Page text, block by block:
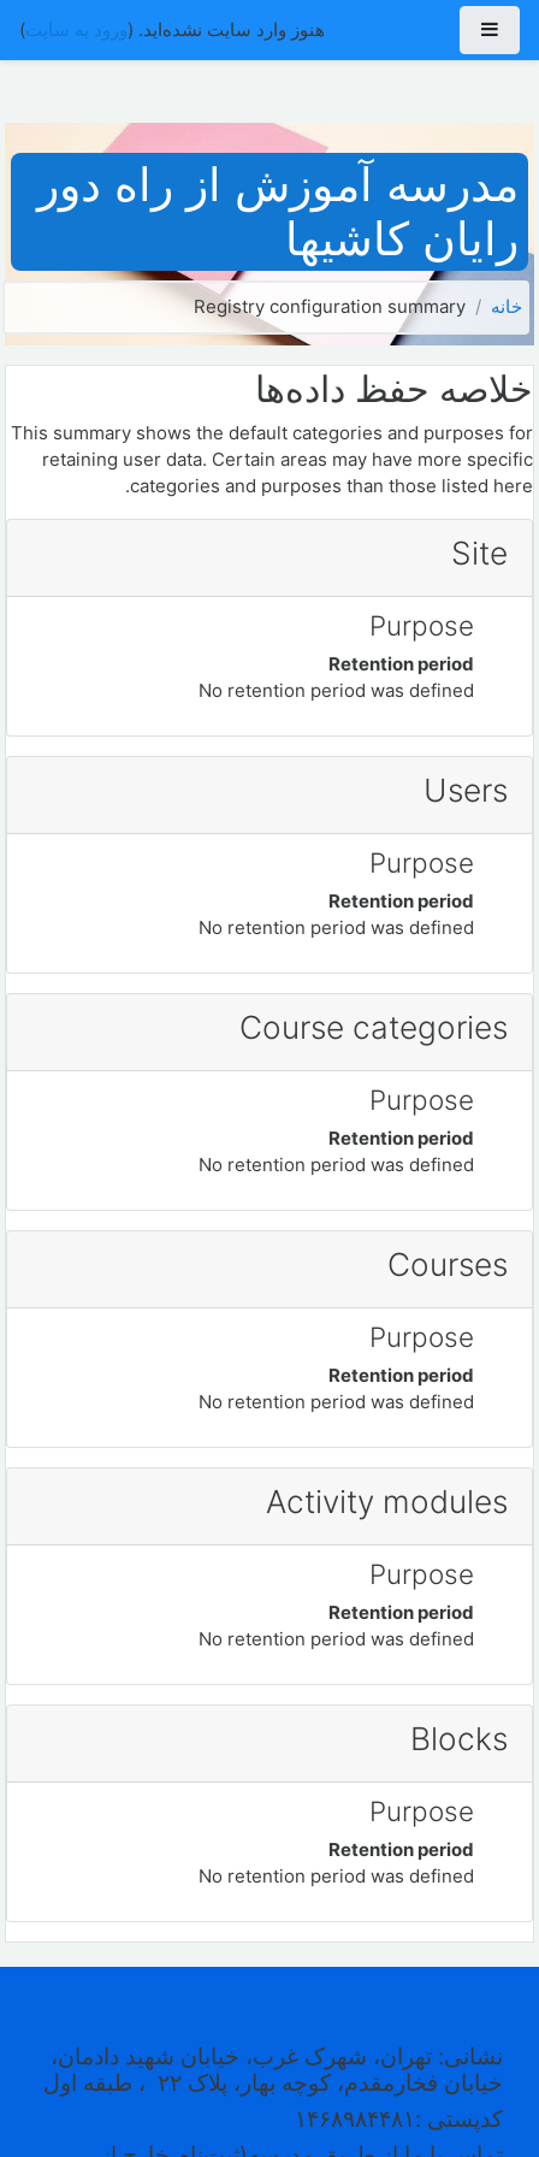
پرش به محتوای اصلی
هنوز وارد سایت نشده‌اید. (ورود به سایت)
مدرسه آموزش از راه دور
رایان کاشیها
خانه Registry configuration summary
خلاصه حفظ داده‌ها
This summary shows the default categories and purposes for
retaining user data. Certain areas may have more specific
categories and purposes than those listed here.
Site
Purpose
Retention period
No retention period was defined
Users
Purpose
Retention period
No retention period was defined
Course categories
Purpose
Retention period
No retention period was defined
Courses
Purpose
Retention period
No retention period was defined
Activity modules
Purpose
Retention period
No retention period was defined
Blocks
Purpose
Retention period
No retention period was defined
نشانی: تهران، شهرک غرب، خیابان شهید دادمان،
خیابان فخارمقدم، کوچه بهار، پلاک ۲۲
، طبقه اول
کدپستی :۱۴۶۸۹۸۴۴۸۱